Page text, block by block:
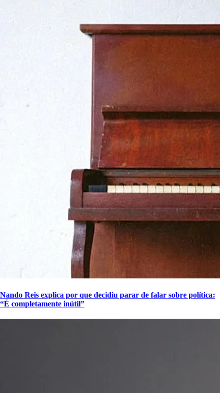
Nando Reis explica por que decidiu parar de falar sobre política:
“É completamente inútil”